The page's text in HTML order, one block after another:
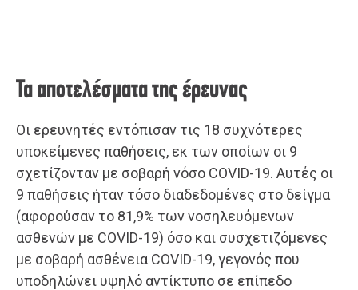
Τα αποτελέσματα της έρευνας
Οι ερευνητές εντόπισαν τις 18 συχνότερες
υποκείμενες παθήσεις, εκ των οποίων οι 9
σχετίζονταν με σοβαρή νόσο COVID-19. Αυτές οι
9 παθήσεις ήταν τόσο διαδεδομένες στο δείγμα
(αφορούσαν το 81,9% των νοσηλευόμενων
ασθενών με COVID-19) όσο και συσχετιζόμενες
με σοβαρή ασθένεια COVID-19, γεγονός που
υποδηλώνει υψηλό αντίκτυπο σε επίπεδο